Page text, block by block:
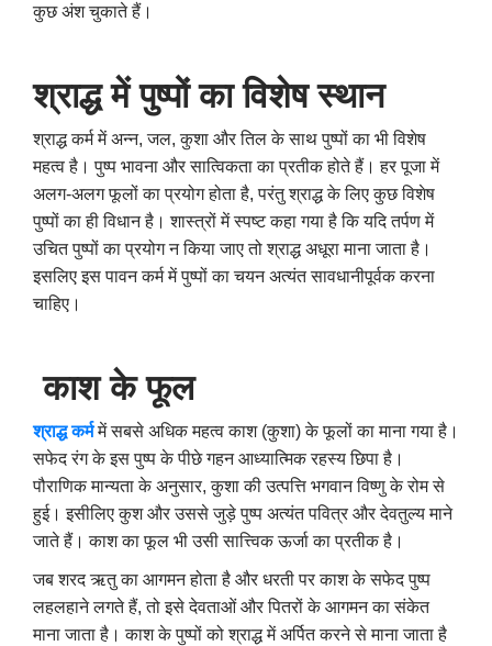
कुछ अंश चुकाते हैं।
श्राद्ध में पुष्पों का विशेष स्थान
श्राद्ध कर्म में अन्न, जल, कुशा और तिल के साथ पुष्पों का भी विशेष
महत्व है। पुष्प भावना और सात्विकता का प्रतीक होते हैं। हर पूजा में
अलग-अलग फूलों का प्रयोग होता है, परंतु श्राद्ध के लिए कुछ विशेष
पुष्पों का ही विधान है। शास्त्रों में स्पष्ट कहा गया है कि यदि तर्पण में
उचित पुष्पों का प्रयोग न किया जाए तो श्राद्ध अधूरा माना जाता है।
इसलिए इस पावन कर्म में पुष्पों का चयन अत्यंत सावधानीपूर्वक करना
चाहिए।
काश के फूल
श्राद्ध कर्ममें सबसे अधिक महत्व काश (कुशा) के फूलों का माना गया है।
सफेद रंग के इस पुष्प के पीछे गहन आध्यात्मिक रहस्य छिपा है।
पौराणिक मान्यता के अनुसार, कुशा की उत्पत्ति भगवान विष्णु के रोम से
हुई। इसीलिए कुश और उससे जुड़े पुष्प अत्यंत पवित्र और देवतुल्य माने
जाते हैं। काश का फूल भी उसी सात्त्विक ऊर्जा का प्रतीक है।
जब शरद ऋतु का आगमन होता है और धरती पर काश के सफेद पुष्प
लहलहाने लगते हैं, तो इसे देवताओं और पितरों के आगमन का संकेत
माना जाता है। काश के पुष्पों को श्राद्ध में अर्पित करने से माना जाता है